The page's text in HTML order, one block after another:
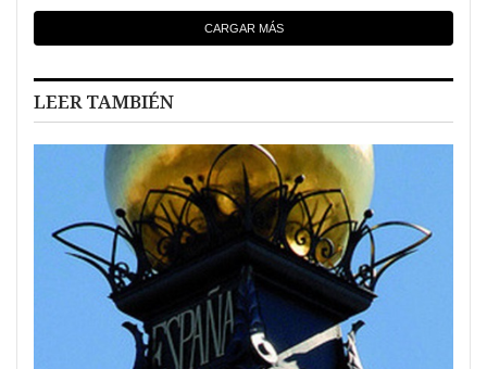
CARGAR MÁS
LEER TAMBIÉN